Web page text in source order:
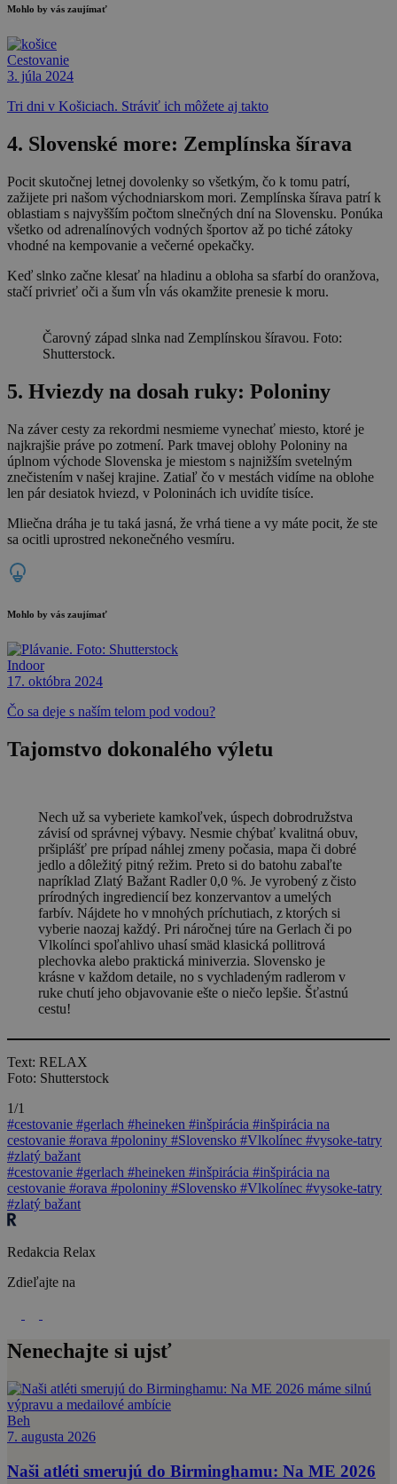
Mohlo by vás zaujímať
Cestovanie
3. júla 2024
Tri dni v Košiciach. Stráviť ich môžete aj takto
4. Slovenské more: Zemplínska šírava
Pocit skutočnej letnej dovolenky so všetkým, čo k tomu patrí,
zažijete pri našom východniarskom mori. Zemplínska šírava patrí k
oblastiam s najvyšším počtom slnečných dní na Slovensku. Ponúka
všetko od adrenalínových vodných športov až po tiché zátoky
vhodné na kempovanie a večerné opekačky.
Keď slnko začne klesať na hladinu a obloha sa sfarbí do oranžova,
stačí privrieť oči a šum vĺn vás okamžite prenesie k moru.
Čarovný západ slnka nad Zemplínskou šíravou. Foto:
Shutterstock.
5. Hviezdy na dosah ruky: Poloniny
Na záver cesty za rekordmi nesmieme vynechať miesto, ktoré je
najkrajšie práve po zotmení. Park tmavej oblohy Poloniny na
úplnom východe Slovenska je miestom s najnižším svetelným
znečistením v našej krajine. Zatiaľ čo v mestách vidíme na oblohe
len pár desiatok hviezd, v Poloninách ich uvidíte tisíce.
Mliečna dráha je tu taká jasná, že vrhá tiene a vy máte pocit, že ste
sa ocitli uprostred nekonečného vesmíru.
Mohlo by vás zaujímať
Indoor
17. októbra 2024
Čo sa deje s naším telom pod vodou?
Tajomstvo dokonalého výletu
Nech už sa vyberiete kamkoľvek, úspech dobrodružstva
závisí od správnej výbavy. Nesmie chýbať kvalitná obuv,
pršiplášť pre prípad náhlej zmeny počasia, mapa či dobré
jedlo a dôležitý pitný režim. Preto si do batohu zabaľte
napríklad Zlatý Bažant Radler 0,0 %. Je vyrobený z čisto
prírodných ingrediencií bez konzervantov a umelých
farbív. Nájdete ho v mnohých príchutiach, z ktorých si
vyberie naozaj každý. Pri náročnej túre na Gerlach či po
Vlkolínci spoľahlivo uhasí smäd klasická pollitrová
plechovka alebo praktická miniverzia. Slovensko je
krásne v každom detaile, no s vychladeným radlerom v
ruke chutí jeho objavovanie ešte o niečo lepšie. Šťastnú
cestu!
Text: RELAX
Foto: Shutterstock
1/1
#cestovanie #gerlach #heineken #inšpirácia #inšpirácia na
cestovanie #orava #poloniny #Slovensko #Vlkolínec #vysoke-tatry
#zlatý bažant
#cestovanie #gerlach #heineken #inšpirácia #inšpirácia na
cestovanie #orava #poloniny #Slovensko #Vlkolínec #vysoke-tatry
#zlatý bažant
Redakcia Relax
Zdieľajte na
Nenechajte si ujsť
Beh
7. augusta 2026
Naši atléti smerujú do Birminghamu: Na ME 2026